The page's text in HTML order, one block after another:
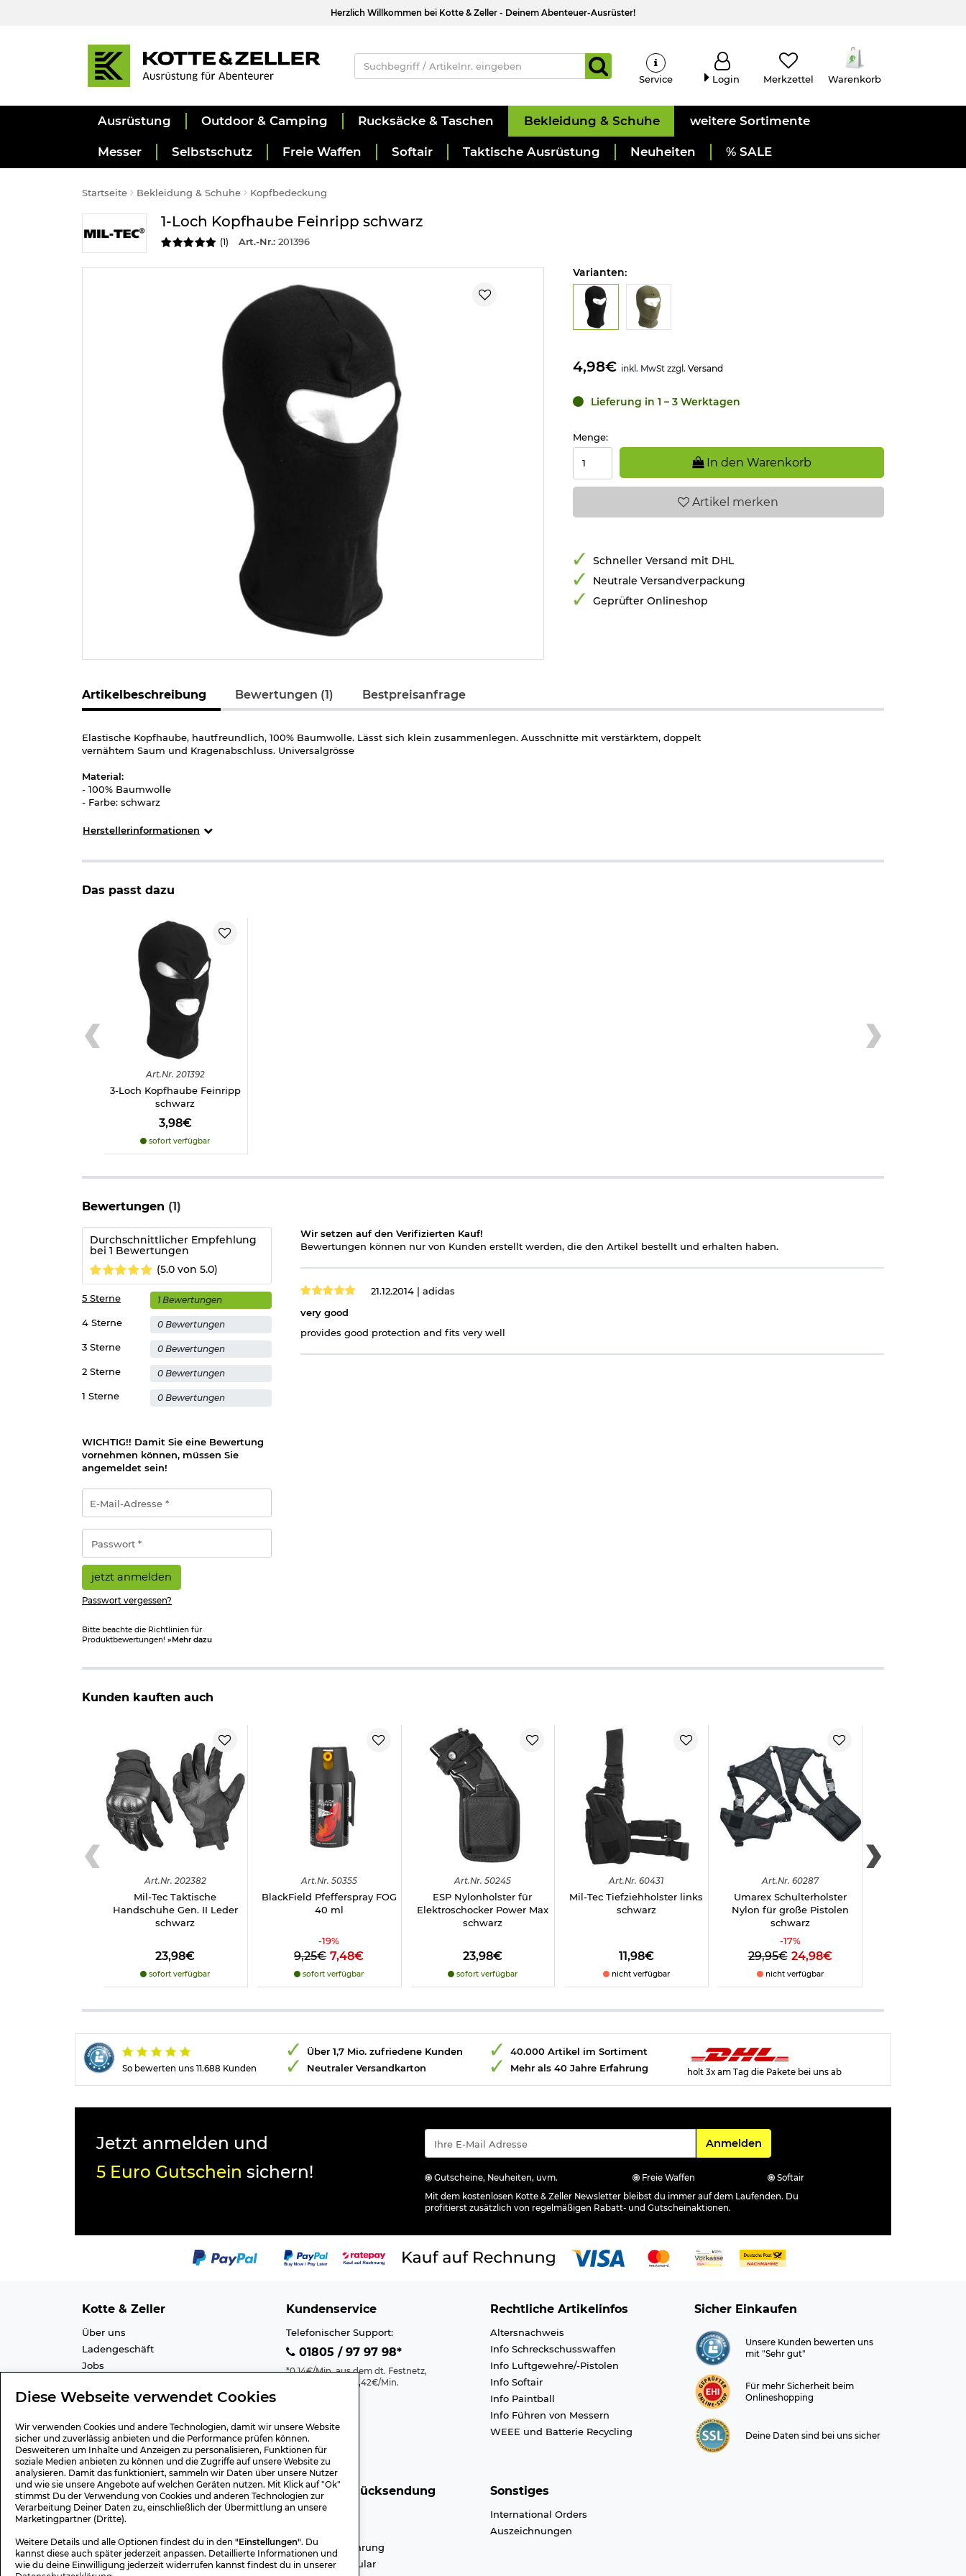
Diese Webseite verwendet Cookies
Wir verwenden Cookies und andere Technologien, damit wir unsere Website
sicher und zuverlässig anbieten und die Performance prüfen können.
Desweiteren um Inhalte und Anzeigen zu personalisieren, Funktionen für
soziale Medien anbieten zu können und die Zugriffe auf unsere Website zu
analysieren. Damit das funktioniert, sammeln wir Daten über unsere Nutzer
und wie sie unsere Angebote auf welchen Geräten nutzen. Mit Klick auf "Ok"
stimmst Du der Verwendung von Cookies und anderen Technologien zur
Verarbeitung Deiner Daten zu, einschließlich der Übermittlung an unsere
Marketingpartner (Dritte).
Weitere Details und alle Optionen findest du in den "Einstellungen". Du
kannst diese auch später jederzeit anpassen. Detaillierte Informationen und
wie du deine Einwilligung jederzeit widerrufen kannst findest du in unserer
Herzlich Willkommen bei Kotte & Zeller - Deinem Abenteuer-Ausrüster!
Service Login Merkzettel Warenkorb
Ausrüstung Outdoor & Camping Rucksäcke & Taschen Bekleidung & Schuhe weitere Sortimente
Messer Selbstschutz Freie Waffen Softair Taktische Ausrüstung Neuheiten % SALE
Startseite Bekleidung & Schuhe Kopfbedeckung
1-Loch Kopfhaube Feinripp schwarz
(1 ) Art.-Nr.:201396
Varianten:
4,98€ inkl. MwSt zzgl. Versand
Lieferung in 1 – 3 Werktagen
Menge:
In den Warenkorb
Artikel merken
Schneller Versand mit DHL
Neutrale Versandverpackung
Geprüfter Onlineshop
Artikelbeschreibung Bewertungen (1) Bestpreisanfrage
Elastische Kopfhaube, hautfreundlich, 100% Baumwolle. Lässt sich klein zusammenlegen. Ausschnitte mit verstärktem, doppelt
vernähtem Saum und Kragenabschluss. Universalgrösse
Material:
- 100% Baumwolle
- Farbe: schwarz
Herstellerinformationen
Das passt dazu
Art.Nr. 201392
3-Loch Kopfhaube Feinripp
schwarz
3,98€
sofort verfügbar
Bewertungen (1)
Durchschnittlicher Empfehlung
bei 1 Bewertungen
(5.0 von 5.0)
1 Sterne 0 Bewertungen
2 Sterne 0 Bewertungen
3 Sterne 0 Bewertungen
4 Sterne 0 Bewertungen
5 Sterne 1 Bewertungen
WICHTIG!! Damit Sie eine Bewertung
vornehmen können, müssen Sie
angemeldet sein!
Mail-
Adresse
*
jetzt anmelden
Passwort vergessen?
Bitte beachte die Richtlinien für
Produktbewertungen! »Mehr dazu
Wir setzen auf den Verifizierten Kauf!
Bewertungen können nur von Kunden erstellt werden, die den Artikel bestellt und erhalten haben.
21.12.2014 | adidas
very good
provides good protection and fits very well
Kunden kauften auch
Art.Nr. 202382
Mil-Tec Taktische
Handschuhe Gen. II Leder
schwarz
23,98€
sofort verfügbar
Art.Nr. 50355
BlackField Pfefferspray FOG
40 ml
-19%
9,25€ 7,48€
sofort verfügbar
Art.Nr. 50245
ESP Nylonholster für
Elektroschocker Power Max
schwarz
23,98€
sofort verfügbar
Art.Nr. 60431
Mil-Tec Tiefziehholster links
schwarz
11,98€
nicht verfügbar
Art.Nr. 60287
Umarex Schulterholster
Nylon für große Pistolen
schwarz
-17%
29,95€ 24,98€
nicht verfügbar
So bewerten uns 11.688 Kunden
Über 1,7 Mio. zufriedene Kunden
Neutraler Versandkarton
40.000 Artikel im Sortiment
Mehr als 40 Jahre Erfahrung
holt 3x am Tag die Pakete bei uns ab
Jetzt anmelden und
5 Euro Gutschein sichern!
Für den Newsletter
Anmelden
Gutscheine, Neuheiten, uvm. Freie Waffen
Softair
Mit dem kostenlosen Kotte & Zeller Newsletter bleibst du immer auf dem Laufenden. Du
profitierst zusätzlich von regelmäßigen Rabatt- und Gutscheinaktionen.
Kotte & Zeller
Über uns
Ladengeschäft
Jobs
Datenschutz
Impressum
Kundenservice
Telefonischer Support:
01805 / 97 97 98*
*0,14€/Min. aus dem dt. Festnetz,
Mobilfunk max. 0,42€/Min.
Lexikon A-Z
Rechtliche Artikelinfos
Altersnachweis
Info Schreckschusswaffen
Info Luftgewehre/-Pistolen
Info Softair
Info Paintball
Info Führen von Messern
WEEE und Batterie Recycling
Geschenk-Gutscheine
Wert 15,- Euro
Wert 50,- Euro
Wert 75,- Euro
Versand & Rücksendung
Versandkosten
Widerrufsbelehrung
Widerrufsformular
Sonstiges
International Orders
Auszeichnungen
Sicher Einkaufen
Unsere Kunden bewerten uns
mit "Sehr gut"
Für mehr Sicherheit beim
Onlineshopping
Deine Daten sind bei uns sicher